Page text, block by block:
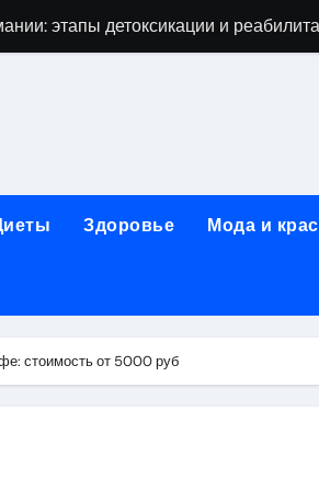
этапы детоксикации и
Новгороде: как выбрать
помощь при первичном
зависимости
педикюра и наращивания ресниц
Здоровье Мода и
стоимость от 5000 руб